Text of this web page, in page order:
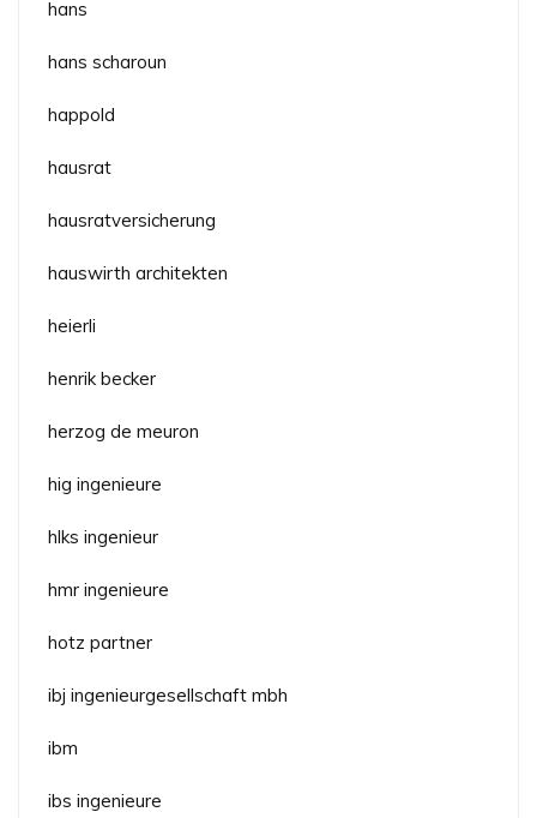
hans
hans scharoun
happold
hausrat
hausratversicherung
hauswirth architekten
heierli
henrik becker
herzog de meuron
hig ingenieure
hlks ingenieur
hmr ingenieure
hotz partner
ibj ingenieurgesellschaft mbh
ibm
ibs ingenieure